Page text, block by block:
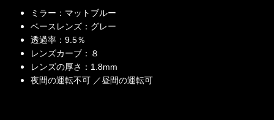
ミラー：マットブルー
ベースレンズ：グレー
透過率：9.5％
レンズカーブ：８
レンズの厚さ：1.8mm
夜間の運転不可 ／昼間の運転可